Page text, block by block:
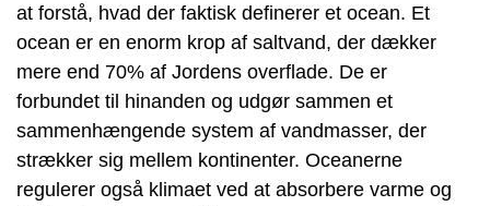
at forstå, hvad der faktisk definerer et ocean. Et
ocean er en enorm krop af saltvand, der dækker
mere end 70% af Jordens overflade. De er
forbundet til hinanden og udgør sammen et
sammenhængende system af vandmasser, der
strækker sig mellem kontinenter. Oceanerne
regulerer også klimaet ved at absorbere varme og